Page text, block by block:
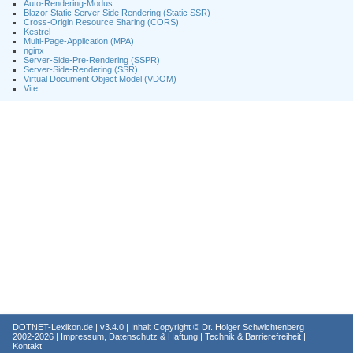
Auto-Rendering-Modus
Blazor Static Server Side Rendering (Static SSR)
Cross-Origin Resource Sharing (CORS)
Kestrel
Multi-Page-Application (MPA)
nginx
Server-Side-Pre-Rendering (SSPR)
Server-Side-Rendering (SSR)
Virtual Document Object Model (VDOM)
Vite
DOTNET-Lexikon.de | v3.4.0 | Inhalt Copyright © Dr. Holger Schwichtenberg
2002-2026 | Impressum, Datenschutz & Haftung | Technik & Barrierefreiheit |
Kontakt